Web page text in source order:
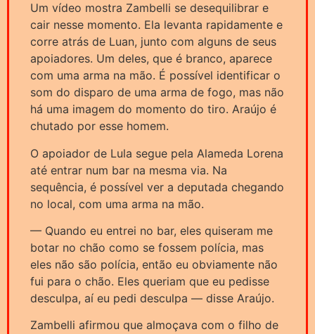
Um vídeo mostra Zambelli se desequilibrar e
cair nesse momento. Ela levanta rapidamente e
corre atrás de Luan, junto com alguns de seus
apoiadores. Um deles, que é branco, aparece
com uma arma na mão. É possível identificar o
som do disparo de uma arma de fogo, mas não
há uma imagem do momento do tiro. Araújo é
chutado por esse homem.
O apoiador de Lula segue pela Alameda Lorena
até entrar num bar na mesma via. Na
sequência, é possível ver a deputada chegando
no local, com uma arma na mão.
— Quando eu entrei no bar, eles quiseram me
botar no chão como se fossem polícia, mas
eles não são polícia, então eu obviamente não
fui para o chão. Eles queriam que eu pedisse
desculpa, aí eu pedi desculpa — disse Araújo.
Zambelli afirmou que almoçava com o filho de